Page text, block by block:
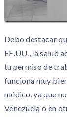
Debo destacar
EE.UU., la salud
tu permiso de
funciona muy
médico, ya que
Venezuela o en